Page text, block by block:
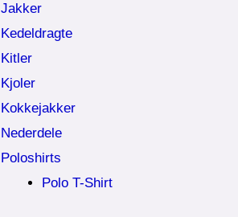
Jakker
Kedeldragte
Kitler
Kjoler
Kokkejakker
Nederdele
Poloshirts
Polo T-Shirt